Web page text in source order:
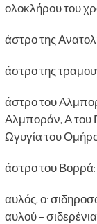
ολοκλήρου του
άστρο της
άστρο της
άστρο του
Αλμποράν, Α του
Ωγυγία του
άστρο του
αυλός, ο:
αυλού –